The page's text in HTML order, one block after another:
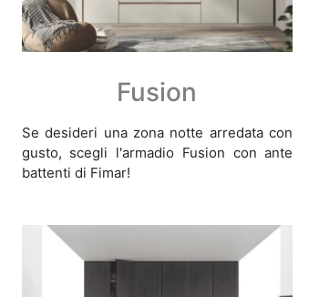
Fusion
Se desideri una zona notte arredata con
gusto, scegli l'armadio Fusion con ante
battenti di Fimar!